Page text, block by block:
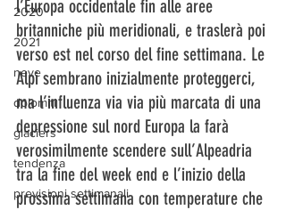
2020
2021
neve
dolomiti
glaciers
tendenza
previsioni settimanali
l’Europa occidentale fin alle aree
britanniche più meridionali, e traslerà poi
verso est nel corso del fine settimana. Le
Alpi sembrano inizialmente proteggerci,
ma l’influenza via via più marcata di una
depressione sul nord Europa la farà
verosimilmente scendere sull’Alpeadria
tra la fine del week end e l’inizio della
prossima settimana con temperature che